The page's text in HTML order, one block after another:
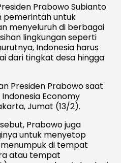
Prabowo Subianto
pemerintah untuk
menyeluruh di berbagai
lingkungan seperti
Indonesia harus
dari tingkat desa hingga
Presiden Prabowo saat
Economy
Jumat (13/2).
Prabowo juga
untuk menyetop
di tempat
atau tempat